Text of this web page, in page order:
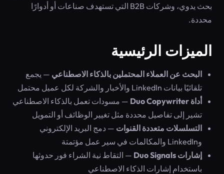
بحث يدوي، وشركات B2B التي تستهدف صناعات أو أدوارًا
محددة.
الميزات الرئيسية
البحث عن العملاء المحتملين بالذكاء الاصطناعي — يجمع
تلقائيًا بيانات LinkedIn والأخبار والشركة لكل عميل محتمل
أداة Duo Copywriter
— مسودات تعمل بالذكاء الاصطناعي
تشير إلى تفاصيل محددة مثل تغيير الوظائف أو التمويل
التسلسلات متعددة القنوات — دمج البريد الإلكتروني
وLinkedIn والمكالمات في سير عمل مؤتمتة
إشارات Duo Signals
— التقاط نية الشراء فور حدوثها
باستخدام إشارات الذكاء الاصطناعي